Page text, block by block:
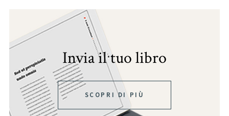
Invia il tuo libro
SCOPRI DI PIÙ